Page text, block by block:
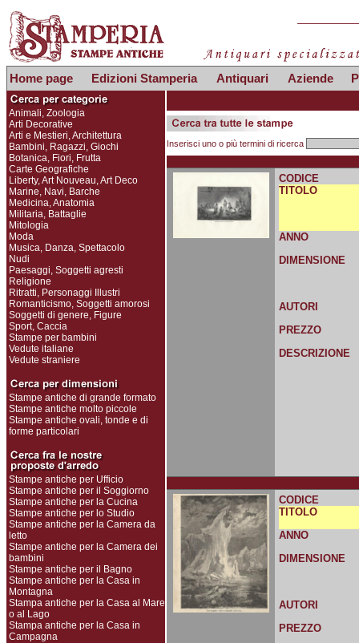
Home page Edizioni Stamperia Antiquari Aziende
Animali, Zoologia
Arti Decorative
Arti e Mestieri, Architettura
Bambini, Ragazzi, Giochi
Botanica, Fiori, Frutta
Carte Geografiche
Liberty, Art Nouveau, Art Deco
Marine, Navi, Barche
Medicina, Anatomia
Militaria, Battaglie
Mitologia
Moda
Musica, Danza, Spettacolo
Nudi
Paesaggi, Soggetti agresti
Religione
Ritratti, Personaggi Illustri
Romanticismo, Soggetti amorosi
Soggetti di genere, Figure
Sport, Caccia
Stampe per bambini
Vedute italiane
Vedute straniere
Stampe antiche di grande formato
Stampe antiche molto piccole
Stampe antiche ovali, tonde e di
forme particolari
Stampe antiche per Ufficio
Stampe antiche per il Soggiorno
Stampe antiche per la Cucina
Stampe antiche per lo Studio
Stampe antiche per la Camera da
letto
Stampe antiche per la Camera dei
bambini
Stampe antiche per il Bagno
Stampe antiche per la Casa in
Montagna
Stampa antiche per la Casa al Mare
o al Lago
Stampa antiche per la Casa in
Campagna
Inserisci uno o più termini di ricerca
CODICE
TITOLO
ANNO
DIMENSIONE
AUTORI
PREZZO
DESCRIZIONE
CODICE
TITOLO
ANNO
DIMENSIONE
AUTORI
PREZZO